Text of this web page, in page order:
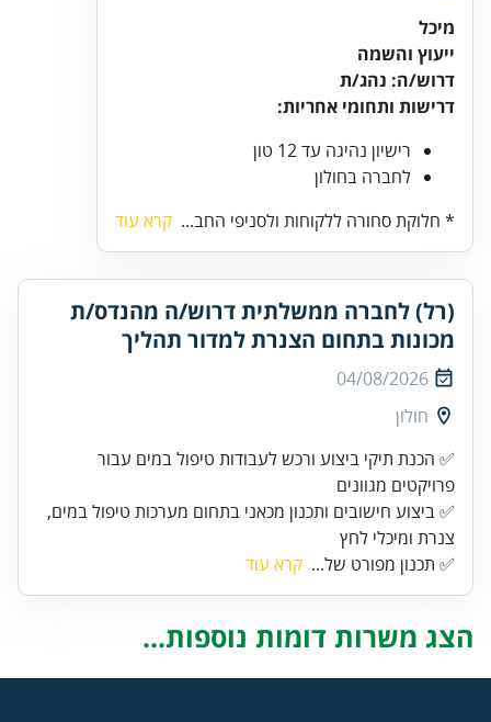
מיכל
ייעוץ והשמה
דרוש/ה: נהג/ת
דרישות ותחומי אחריות:
רישיון נהיגה עד 12 טון
לחברה בחולון
* חלוקת סחורה ללקוחות ולסניפי החב... קרא עוד
(רל) לחברה ממשלתית דרוש/ה מהנדס/ת
מכונות בתחום הצנרת למדור תהליך
04/08/2026
חולון
✅ הכנת תיקי ביצוע ורכש לעבודות טיפול במים עבור
✅ ביצוע חישובים ותכנון מכאני בתחום מערכות טיפול במים,
צנרת ומיכלי לחץ
✅ תכנון מפורט של... קרא עוד
הצג משרות דומות נוספות...